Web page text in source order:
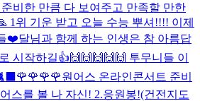
비한 만큼 다 보여주고 만족할 만한
1위 기운 받고 오늘 수능 뿌셔!!!! 이제
❤️달님과 함께 하는 인생은 참 아름답
시작하길👍 🙌🙌🙌🙌🙌 투무니들 이
원어스 온라인콘서트 준비
스를 볼 나 자신! 2.응원봉!(건전지도